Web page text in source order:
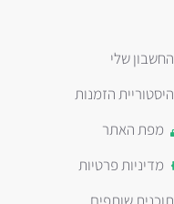
החשבון שלי
היסטוריית הזמנות
מפת האתר
מדיניות פרטיות